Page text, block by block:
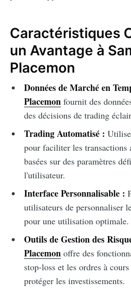
Caractéristiques
un Avantage à
Placemon
Données de Marché en
Placemonfournit des
des décisions de trading
Trading Automatisé :
pour faciliter les transactions
basées sur des paramètres
l'utilisateur.
Interface Personnalisable :
utilisateurs de personnaliser
pour une utilisation optimale.
Outils de Gestion des
Placemonoffre des
stop-loss et les ordres à
protéger les investissements.